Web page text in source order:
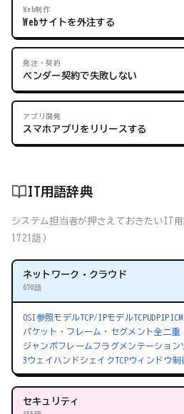
Web制作
Webサイトを外注する
発注・契約
ベンダー契約で失敗しない
アプリ開発
スマホアプリをリリースする
IT用語辞典
システム担当者が押さえておきたいIT
1721語）
ネットワーク・クラウド
670語
OSI参照モデルTCP/IPモデルTCPUDPIP
パケット・フレーム・セグメント全二重
ジャンボフレーム フラグメンテーション
3ウェイハンドシェイクTCPウィンドウ制
セキュリティ